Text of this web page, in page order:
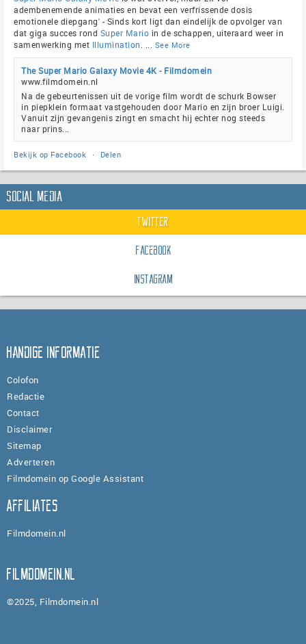
adembenemende animaties en bevat een verfrissende dosis
emotionele diepgang' - Sinds kort ligt dan eindelijk de opvolger van
dat giga succes rond Super Mario in de schappen, uiteraard weer in
samenwerking met Illumination See More
The Super Mario Galaxy Movie 4K - Filmdomein
www.filmdomein.nl
Na de gebeurtenissen uit de vorige film wordt de schurk Bowser
in piepklein formaat vastgehouden door Mario en zijn broer Luigi.
Vanuit zijn gevangenis zingt en smacht hij echter nog steeds
naar prins...
Bekijk op Facebook · Delen
Social Media
Twitter
Facebook
Instagram
Handige informatie
Colofon
Redactie
Contact
Disclaimer
Sitemap
Adverteren
Filmdomein op Google Assistant
Affiliates
Filmdomein.nl
Filmdomein.nl
©2025, Filmdomein.nl